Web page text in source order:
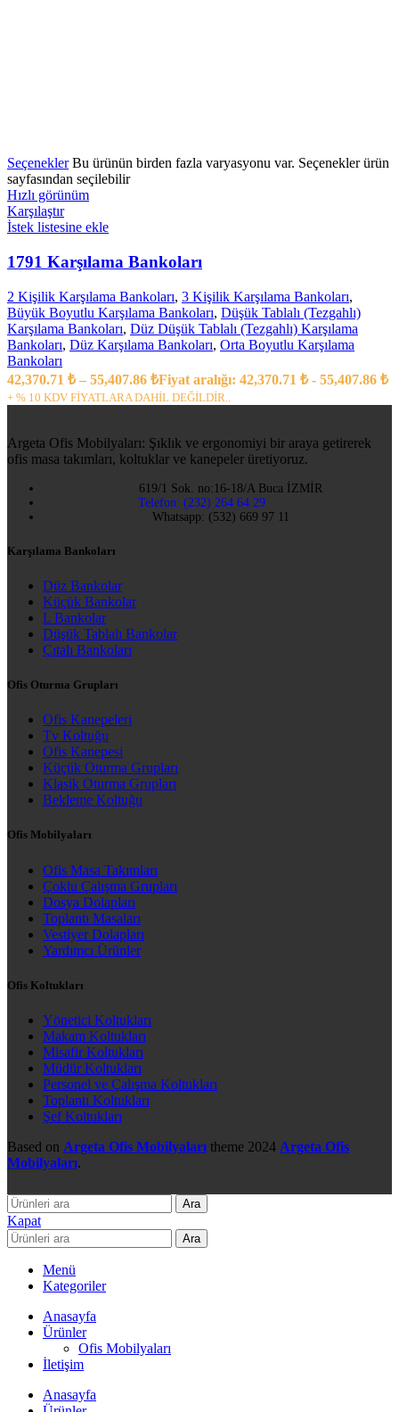
Seçenekler Bu ürünün birden fazla varyasyonu var. Seçenekler ürün
sayfasından seçilebilir
Hızlı görünüm
Karşılaştır
İstek listesine ekle
1791 Karşılama Bankoları
2 Kişilik Karşılama Bankoları, 3 Kişilik Karşılama Bankoları,
Büyük Boyutlu Karşılama Bankoları, Düşük Tablalı (Tezgahlı)
Karşılama Bankoları, Düz Düşük Tablalı (Tezgahlı) Karşılama
Bankoları, Düz Karşılama Bankoları, Orta Boyutlu Karşılama
Bankoları
42,370.71 ₺ – 55,407.86 ₺Fiyat aralığı: 42,370.71 ₺ - 55,407.86 ₺
+ % 10 KDV FİYATLARA DAHİL DEĞİLDİR..
Argeta Ofis Mobilyaları: Şıklık ve ergonomiyi bir araya getirerek
ofis masa takımları, koltuklar ve kanepeler üretiyoruz.
619/1 Sok. no:16-18/A Buca İZMİR
Telefon: (232) 264 64 29
Whatsapp: (532) 669 97 11
Karşılama Bankoları
Düz Bankolar
Küçük Bankolar
L Bankolar
Düşük Tablalı Bankolar
Çıtalı Bankoları
Ofis Oturma Grupları
Ofis Kanepeleri
Tv Koltuğu
Ofis Kanepesi
Küçük Oturma Grupları
Klasik Oturma Grupları
Bekleme Koltuğu
Ofis Mobilyaları
Ofis Masa Takımları
Çoklu Çalışma Grupları
Dosya Dolapları
Toplantı Masaları
Vestiyer Dolapları
Yardımcı Ürünler
Ofis Koltukları
Yönetici Koltukları
Makam Koltukları
Misafir Koltukları
Müdür Koltukları
Personel ve Çalışma Koltukları
Toplantı Koltukları
Şef Koltukları
Based on Argeta Ofis Mobilyaları theme 2024 Argeta Ofis
Mobilyaları.
Ara
Kapat
Ara
Menü
Kategoriler
Anasayfa
Ürünler
Ofis Mobilyaları
İletişim
Anasayfa